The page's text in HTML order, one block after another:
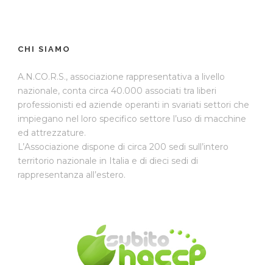
CHI SIAMO
A.N.CO.R.S., associazione rappresentativa a livello
nazionale, conta circa 40.000 associati tra liberi
professionisti ed aziende operanti in svariati settori che
impiegano nel loro specifico settore l’uso di macchine
ed attrezzature.
L’Associazione dispone di circa 200 sedi sull’intero
territorio nazionale in Italia e di dieci sedi di
rappresentanza all’estero.